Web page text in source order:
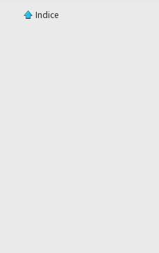
Indice